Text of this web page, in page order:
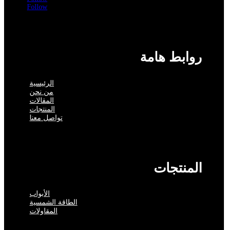
المنتجات
الأبواب
الطاقة الشمسية
المقاولات
روابط هامة
الرئيسية
من نحن
المقالات
المنتجات
تواصل معنا
Follow